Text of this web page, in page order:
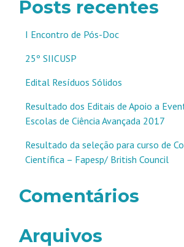
Posts recentes
I Encontro de Pós-Doc
25º SIICUSP
Edital Resíduos Sólidos
Resultado dos Editais de Apoio a
Escolas de Ciência Avançada 2017
Resultado da seleção para curso de
Científica – Fapesp/ British Council
Comentários
Arquivos